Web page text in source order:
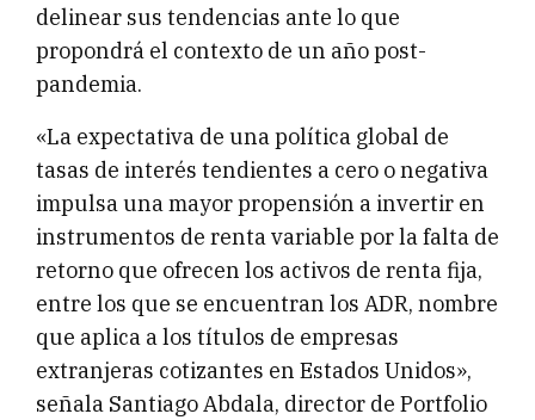
delinear sus tendencias ante lo que
propondrá el contexto de un año post-
pandemia.
«La expectativa de una política global de
tasas de interés tendientes a cero o negativa
impulsa una mayor propensión a invertir en
instrumentos de renta variable por la falta de
retorno que ofrecen los activos de renta fija,
entre los que se encuentran los ADR, nombre
que aplica a los títulos de empresas
extranjeras cotizantes en Estados Unidos»,
señala Santiago Abdala, director de Portfolio